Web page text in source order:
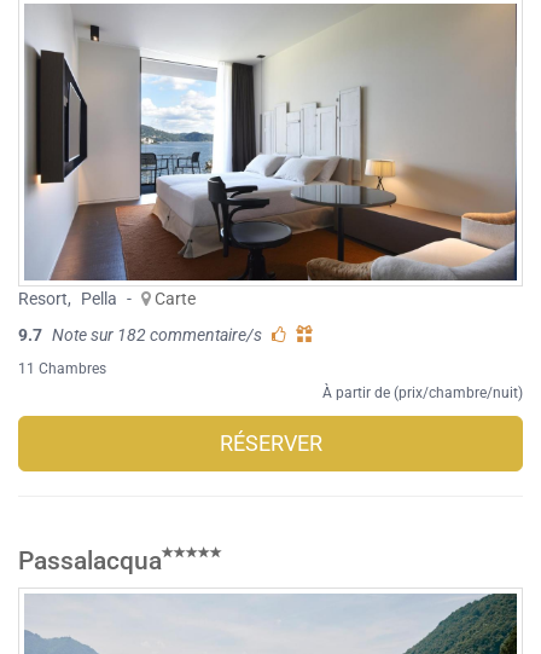
Resort, Pella -
Carte
9.7 Note sur 182 commentaire/s
11 Chambres
À partir de (prix/chambre/nuit)
RÉSERVER
Passalacqua